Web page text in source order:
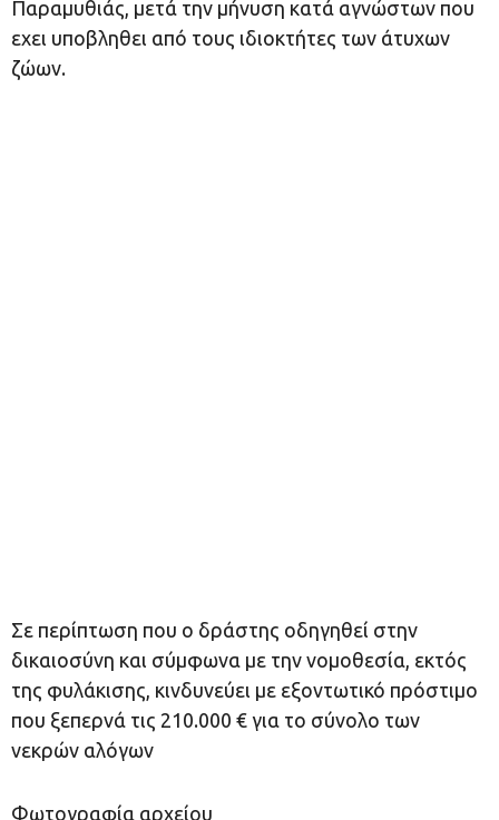
Παραμυθιάς, μετά την μήνυση κατά αγνώστων που
εχει υποβληθει από τους ιδιοκτήτες των άτυχων
ζώων.
Σε περίπτωση που ο δράστης οδηγηθεί στην
δικαιοσύνη και σύμφωνα με την νομοθεσία, εκτός
της φυλάκισης, κινδυνεύει με εξοντωτικό πρόστιμο
που ξεπερνά τις 210.000 € για το σύνολο των
νεκρών αλόγων
Φωτογραφία αρχείου